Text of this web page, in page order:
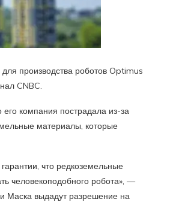
производства роботов Optimus
CNBC.
компания пострадала из-за
материалы, которые
что редкоземельные
человекоподобного робота», —
Маска выдадут разрешение на